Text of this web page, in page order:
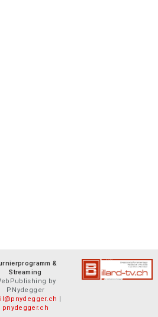
&
Streaming
by
P.Nydegger
|
pnydegger.ch